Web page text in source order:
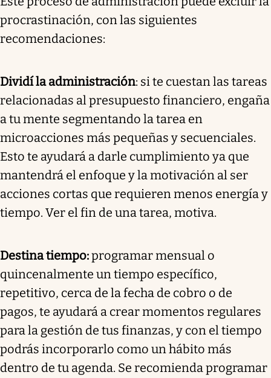
procrastinación, con las siguientes
recomendaciones:
Dividí la administración: si te cuestan las tareas
relacionadas al presupuesto financiero, engaña
a tu mente segmentando la tarea en
microacciones más pequeñas y secuenciales.
Esto te ayudará a darle cumplimiento ya que
mantendrá el enfoque y la motivación al ser
acciones cortas que requieren menos energía y
tiempo. Ver el fin de una tarea, motiva.
Destina tiempo:programar mensual o
quincenalmente un tiempo específico,
repetitivo, cerca de la fecha de cobro o de
pagos, te ayudará a crear momentos regulares
para la gestión de tus finanzas, y con el tiempo
podrás incorporarlo como un hábito más
dentro de tu agenda. Se recomienda programar